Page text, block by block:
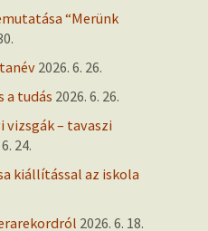
“Merünk
2026. 6. 26.
a tudás 2026. 6. 26.
– tavaszi
24.
kiállítással az iskola
2026. 6. 18.